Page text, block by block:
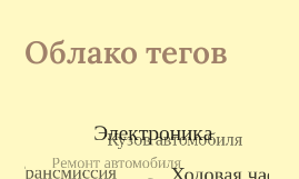
Облако тегов